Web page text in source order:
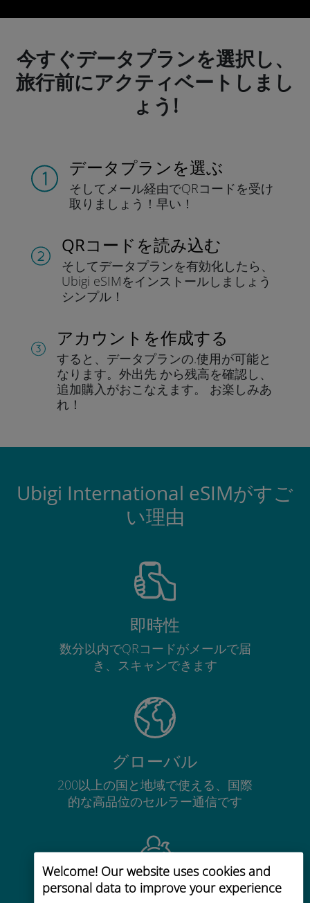
Welcome! Our website uses cookies and
personal data to improve your experience
今すぐデータプランを選択し、
旅行前にアクティベートしまし
ょう!
データプランを選ぶ
そしてメール経由でQRコードを受け
取りましょう！早い！
QRコードを読み込む
そしてデータプランを有効化したら、
Ubigi eSIMをインストールしま しょう
シンプル！
アカウントを作成する
すると、データプランの.使用が可能と
なります。 外出先 から残高を確認し、
追加購入がおこなえます。
お楽しみあ
れ！
Ubigi International eSIMがすご
い理由
即時性
数分以内でQRコードがメールで届
き、スキャンできます
グローバル
200以上の国と地域で使える、国際
的な高品位のセルラー通信です
コストパフォーマンス